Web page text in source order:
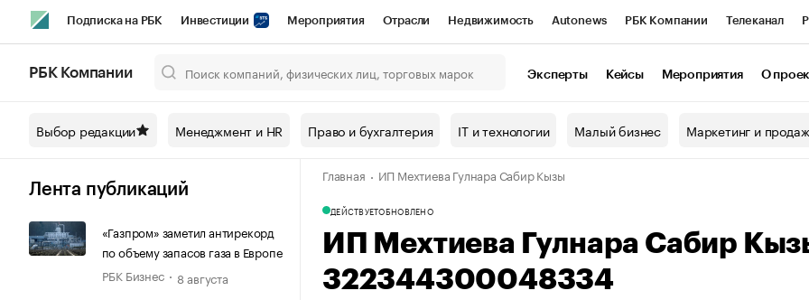
Подписка на РБК Инвестиции Мероприятия Отрасли Недвижимость Autonews РБК Компании Телеканал
Спецпроекты СПб Конференции СПб Спецпроекты Проверка контрагентов
Технологии и медиа Рынок наличной валюты
РБК Компании Эксперты Кейсы Мероприятия О
Выбор редакции Менеджмент и HR Право и бухгалтерия IT и технологии Малый бизнес Маркетинг и
Лента публикаций
«Газпром» заметил антирекорд
по объему запасов газа в Европе
РБК Бизнес
8 августа
Главная ИП Мехтиева Гулнара Сабир Кызы
ДЕЙСТВУЕТОБНОВЛЕНО
ИП Мехтиева Гулнара Сабир
322344300048334